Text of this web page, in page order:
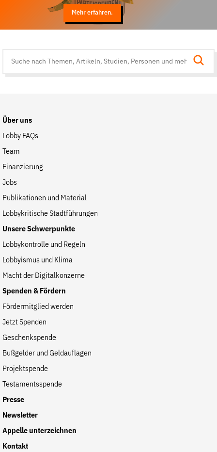
Mehr erfahren.
Über uns
Lobby FAQs
Team
Finanzierung
Jobs
Publikationen und Material
Lobbykritische Stadtführungen
Unsere Schwerpunkte
Lobbykontrolle und Regeln
Lobbyismus und Klima
Macht der Digitalkonzerne
Spenden & Fördern
Fördermitglied werden
Jetzt Spenden
Geschenkspende
Bußgelder und Geldauflagen
Projektspende
Testamentsspende
Presse
Newsletter
Appelle unterzeichnen
Kontakt